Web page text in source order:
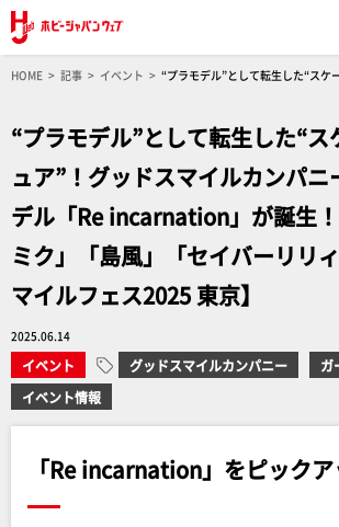
HOME 記事 イベント
“プラモデル”として転生した“スケ
“プラモデル”として転生した“
ュア”！グッドスマイルカンパニ
デル「Re incarnation」が誕生
ミク」「島風」「セイバーリリ
マイルフェス2025 東京】
2025.06.14
イベント グッドスマイルカンパニー
ガ
イベント情報
「Re incarnation」をピックア